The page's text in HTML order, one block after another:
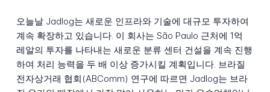
오늘날 Jadlog는 새로운 인프라와 기술에 대규모 투자하여
계속 확장하고 있습니다. 이 회사는 São Paulo 근처에 1억
레알의 투자를 나타내는 새로운 분류 센터 건설을 계속 진행
하여 처리 능력을 두 배 이상 증가시킬 계획입니다. 브라질
전자상거래 협회(ABComm) 연구에 따르면 Jadlog는 브라